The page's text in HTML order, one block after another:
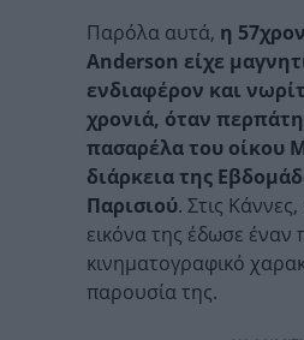
Παρόλα αυτά, η
Anderson είχε
ενδιαφέρον και
χρονιά, όταν
πασαρέλα του οίκου
διάρκεια της
Παρισιού. Στις
εικόνα της έδωσε έναν
κινηματογραφικό
παρουσία της.